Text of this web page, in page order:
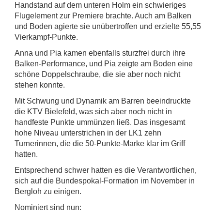
Handstand auf dem unteren Holm ein schwieriges
Flugelement zur Premiere brachte. Auch am Balken
und Boden agierte sie unübertroffen und erzielte 55,55
Vierkampf-Punkte.
Anna und Pia kamen ebenfalls sturzfrei durch ihre
Balken-Performance, und Pia zeigte am Boden eine
schöne Doppelschraube, die sie aber noch nicht
stehen konnte.
Mit Schwung und Dynamik am Barren beeindruckte
die KTV Bielefeld, was sich aber noch nicht in
handfeste Punkte ummünzen ließ. Das insgesamt
hohe Niveau unterstrichen in der LK1 zehn
Turnerinnen, die die 50-Punkte-Marke klar im Griff
hatten.
Entsprechend schwer hatten es die Verantwortlichen,
sich auf die Bundespokal-Formation im November in
Bergloh zu einigen.
Nominiert sind nun: